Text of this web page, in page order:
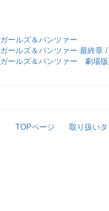
ガールズ＆パンツァー
ガールズ＆パンツァー 最終章
ガールズ＆パンツァー 劇場版
TOPページ 取り扱い